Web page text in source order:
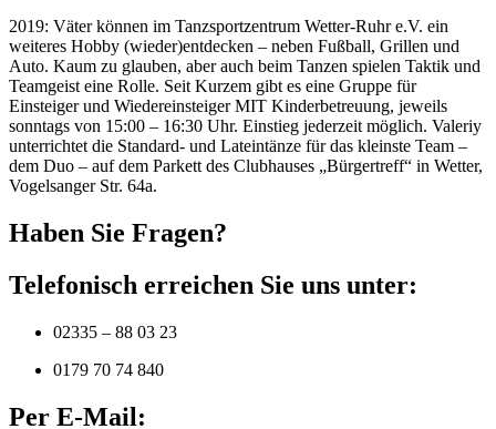
2019: Väter können im Tanzsportzentrum Wetter-Ruhr e.V. ein
weiteres Hobby (wieder)entdecken – neben Fußball, Grillen und
Auto. Kaum zu glauben, aber auch beim Tanzen spielen Taktik und
Teamgeist eine Rolle. Seit Kurzem gibt es eine Gruppe für
Einsteiger und Wiedereinsteiger MIT Kinderbetreuung, jeweils
sonntags von 15:00 – 16:30 Uhr. Einstieg jederzeit möglich. Valeriy
unterrichtet die Standard- und Lateintänze für das kleinste Team –
dem Duo – auf dem Parkett des Clubhauses „Bürgertreff“ in Wetter,
Vogelsanger Str. 64a.
Haben Sie Fragen?
Telefonisch erreichen Sie uns unter:
02335 – 88 03 23
0179 70 74 840
Per E-Mail: